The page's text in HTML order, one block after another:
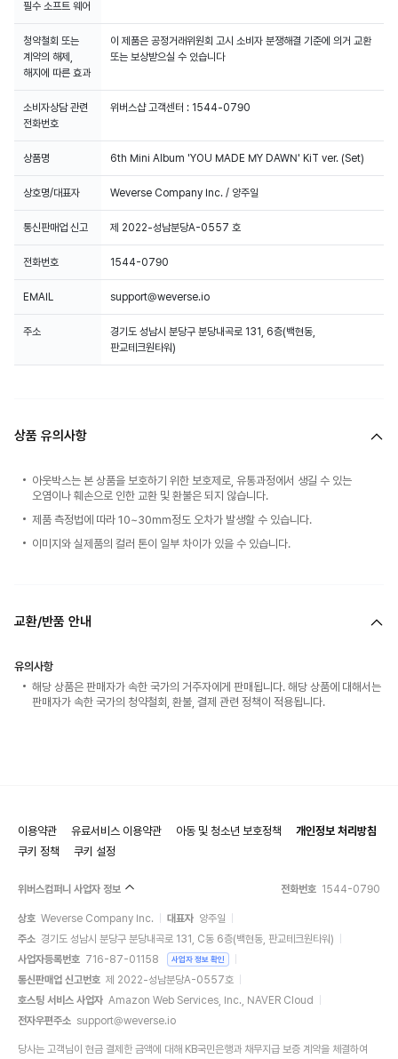
필수 소프트 웨어
청약철회 또는
계약의 해제,
해지에 따른 효과
이 제품은 공정거래위원회 고시 소비자 분쟁해결 기준에 의거 교환
또는 보상받으실 수 있습니다
소비자상담 관련
전화번호
위버스샵 고객센터 : 1544-0790
상품명 6th Mini Album 'YOU MADE MY DAWN' KiT ver. (Set)
상호명/대표자 Weverse Company Inc. / 양주일
통신판매업 신고 제 2022-성남분당A-0557 호
전화번호 1544-0790
EMAIL support@weverse.io
주소
경기도 성남시 분당구 분당내곡로 131, 6층(백현동,
판교테크원타워)
상품 유의사항
아웃박스는 본 상품을 보호하기 위한 보호제로, 유통과정에서 생길 수 있는
오염이나 훼손으로 인한 교환 및 환불은 되지 않습니다.
제품 측정법에 따라 10~30mm정도 오차가 발생할 수 있습니다.
이미지와 실제품의 컬러 톤이 일부 차이가 있을 수 있습니다.
교환/반품 안내
유의사항
해당 상품은 판매자가 속한 국가의 거주자에게 판매됩니다. 해당 상품에 대해서는
판매자가 속한 국가의 청약철회, 환불, 결제 관련 정책이 적용됩니다.
이용약관 유료서비스 이용약관 아동 및 청소년 보호정책
개인정보 처리방침
쿠키 정책
쿠키 설정
위버스컴퍼니 사업자 정보 전화번호 1544-0790
상호 Weverse Company Inc. 대표자 양주일
주소 경기도 성남시 분당구 분당내곡로 131, C동 6층(백현동, 판교테크원타워)
사업자등록번호 716-87-01158 사업자 정보 확인
통신판매업 신고번호 제 2022-성남분당A-0557호
호스팅 서비스 사업자 Amazon Web Services, Inc., NAVER Cloud
전자우편주소 support@weverse.io
당사는 고객님이 현금 결제한 금액에 대해 KB국민은행과 채무지급 보증 계약을 체결하여